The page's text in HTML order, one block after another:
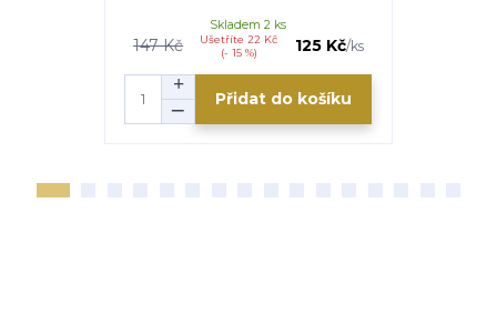
147 Kč
Ušetříte 22 Kč
(- 15 %)
125 Kč/ks
Skladem 2 ks
Přidat do košíku